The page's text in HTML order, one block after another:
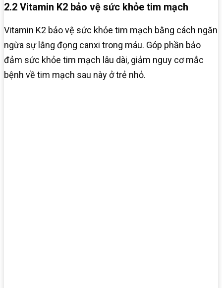
2.2 Vitamin K2 bảo vệ sức khỏe tim mạch
Vitamin K2 bảo vệ sức khỏe tim mạch bằng cách ngăn
ngừa sự lắng đọng canxi trong máu. Góp phần bảo
đảm sức khỏe tim mạch lâu dài, giảm nguy cơ mắc
bệnh về tim mạch sau này ở trẻ nhỏ.